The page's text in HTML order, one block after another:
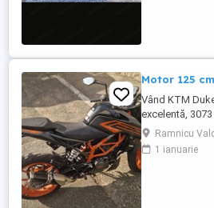
Motor 125
Vând KTM
excelentă,
ideală pentru
Fără daune,
Ramnicu
1 ianuarie